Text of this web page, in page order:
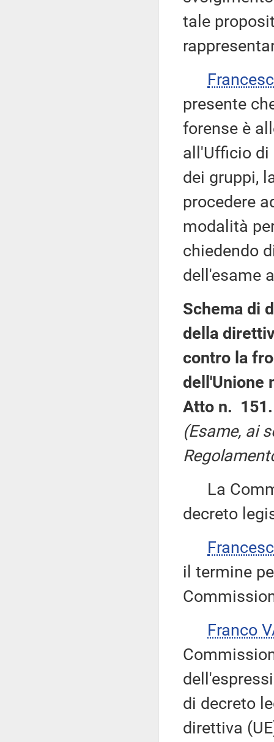
tale
presente
forense è
all'Ufficio di
dei gruppi,
procedere
modalità
chiedendo
dell'esame
Schema di
della
contro la
dell'Unione
Atto n. 151.
(Esame, ai
La
decreto
il termine
Franco
di decreto
direttiva